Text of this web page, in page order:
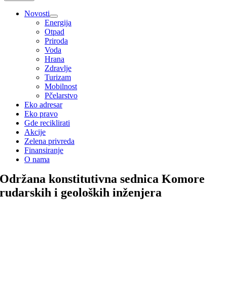
Novosti
Energija
Otpad
Priroda
Voda
Hrana
Zdravlje
Turizam
Mobilnost
Pčelarstvo
Eko adresar
Eko pravo
Gde reciklirati
Akcije
Zelena privreda
Finansiranje
O nama
Održana konstitutivna sednica Komore
rudarskih i geoloških inženjera